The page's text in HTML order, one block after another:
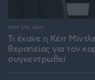
Τι έκανε η Κέιτ
θεραπείας για τον
συγκεντρωθεί
πριν μία ώρα